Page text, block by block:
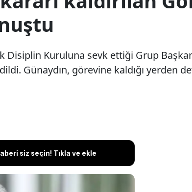
Kuruluna sevk ettiği Grup
Günaydın, görevine kaldığı yerden
siz seçin! Tıkla ve ekle